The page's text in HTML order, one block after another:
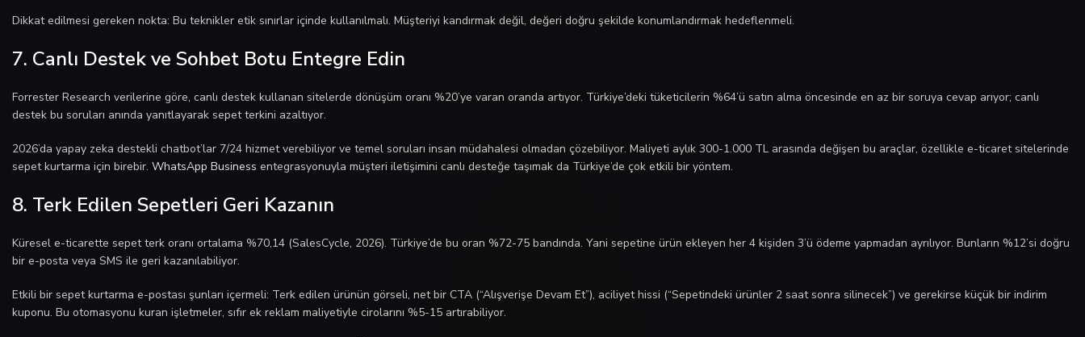
Dikkat edilmesi gereken nokta: Bu teknikler etik sınırlar içinde kullanılmalı. Müşteriyi kandırmak değil, değeri doğru şekilde konumlandırmak hedeflenmeli.
7. Canlı Destek ve Sohbet Botu Entegre Edin
Forrester Research verilerine göre, canlı destek kullanan sitelerde dönüşüm oranı %20’ye varan oranda artıyor. Türkiye’deki tüketicilerin %64’ü satın alma öncesinde en az bir soruya cevap arıyor; canlı
destek bu soruları anında yanıtlayarak sepet terkini azaltıyor.
2026’da yapay zeka destekli chatbot’lar 7/24 hizmet verebiliyor ve temel soruları insan müdahalesi olmadan çözebiliyor. Maliyeti aylık 300-1.000 TL arasında değişen bu araçlar, özellikle e-ticaret sitelerinde
sepet kurtarma için birebir. WhatsApp Business entegrasyonuyla müşteri iletişimini canlı desteğe taşımak da Türkiye’de çok etkili bir yöntem.
8. Terk Edilen Sepetleri Geri Kazanın
Küresel e-ticarette sepet terk oranı ortalama %70,14 (SalesCycle, 2026). Türkiye’de bu oran %72-75 bandında. Yani sepetine ürün ekleyen her 4 kişiden 3’ü ödeme yapmadan ayrılıyor. Bunların %12’si doğru
bir e-posta veya SMS ile geri kazanılabiliyor.
Etkili bir sepet kurtarma e-postası şunları içermeli: Terk edilen ürünün görseli, net bir CTA (“Alışverişe Devam Et”), aciliyet hissi (“Sepetindeki ürünler 2 saat sonra silinecek”) ve gerekirse küçük bir indirim
kuponu. Bu otomasyonu kuran işletmeler, sıfır ek reklam maliyetiyle cirolarını %5-15 artırabiliyor.